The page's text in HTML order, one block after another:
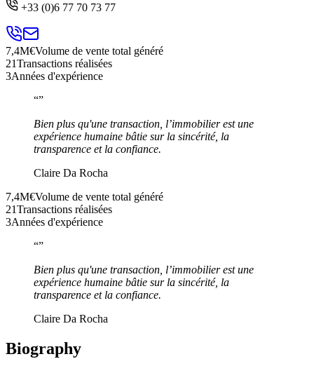
+33 (0)6 77 70 73 77
7,4M€Volume de vente total généré
21Transactions réalisées
3Années d'expérience
“”
Bien plus qu'une transaction, l’immobilier est une
expérience humaine bâtie sur la sincérité, la
transparence et la confiance.
Claire Da Rocha
7,4M€Volume de vente total généré
21Transactions réalisées
3Années d'expérience
“”
Bien plus qu'une transaction, l’immobilier est une
expérience humaine bâtie sur la sincérité, la
transparence et la confiance.
Claire Da Rocha
Biography